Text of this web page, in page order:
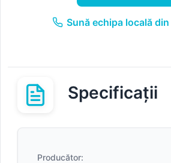
Sună echipa locală
Specificații
Producător: